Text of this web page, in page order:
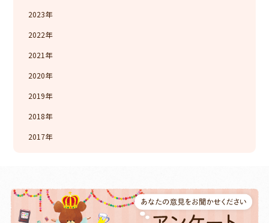
2023
2022
2021
2020
2019
2018
2017